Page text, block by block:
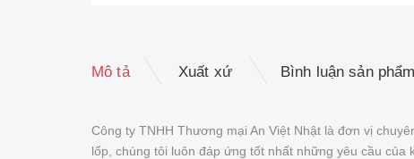
Mô tả Xuất xứ Bình luận sản phẩm
Công ty TNHH Thương mại An Việt Nhật là đơn vị
lốp, chúng tôi luôn đáp ứng tốt nhất những yêu cầu